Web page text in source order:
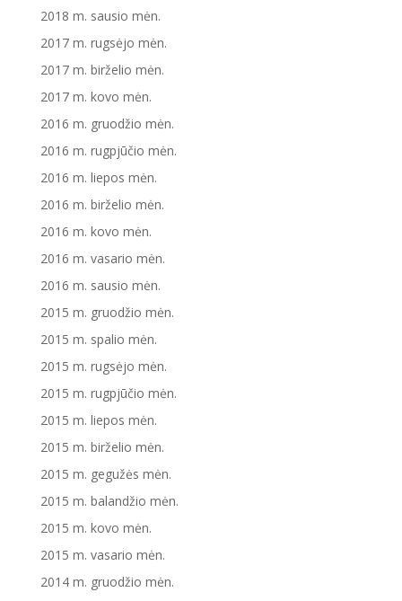
2018 m. sausio mėn.
2017 m. rugsėjo mėn.
2017 m. birželio mėn.
2017 m. kovo mėn.
2016 m. gruodžio mėn.
2016 m. rugpjūčio mėn.
2016 m. liepos mėn.
2016 m. birželio mėn.
2016 m. kovo mėn.
2016 m. vasario mėn.
2016 m. sausio mėn.
2015 m. gruodžio mėn.
2015 m. spalio mėn.
2015 m. rugsėjo mėn.
2015 m. rugpjūčio mėn.
2015 m. liepos mėn.
2015 m. birželio mėn.
2015 m. gegužės mėn.
2015 m. balandžio mėn.
2015 m. kovo mėn.
2015 m. vasario mėn.
2014 m. gruodžio mėn.